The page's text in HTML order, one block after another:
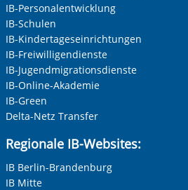
IB-Personalentwicklung
IB-Schulen
IB-Kindertageseinrichtungen
IB-Freiwilligendienste
IB-Jugendmigrationsdienste
IB-Online-Akademie
IB-Green
Delta-Netz Transfer
Regionale IB-Websites:
IB Berlin-Brandenburg
IB Mitte